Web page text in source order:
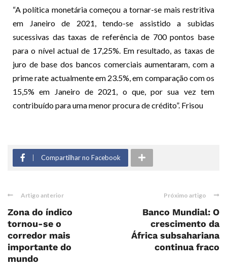
“A política monetária começou a tornar-se mais restritiva
em Janeiro de 2021, tendo-se assistido a subidas
sucessivas das taxas de referência de 700 pontos base
para o nível actual de 17,25%. Em resultado, as taxas de
juro de base dos bancos comerciais aumentaram, com a
prime rate actualmente em 23.5%, em comparação com os
15,5% em Janeiro de 2021, o que, por sua vez tem
contribuído para uma menor procura de crédito”. Frisou
Compartilhar no Facebook
Artigo anterior
Zona do índico
tornou-se o
corredor mais
importante do
mundo
Próximo artigo
Banco Mundial: O
crescimento da
África subsahariana
continua fraco